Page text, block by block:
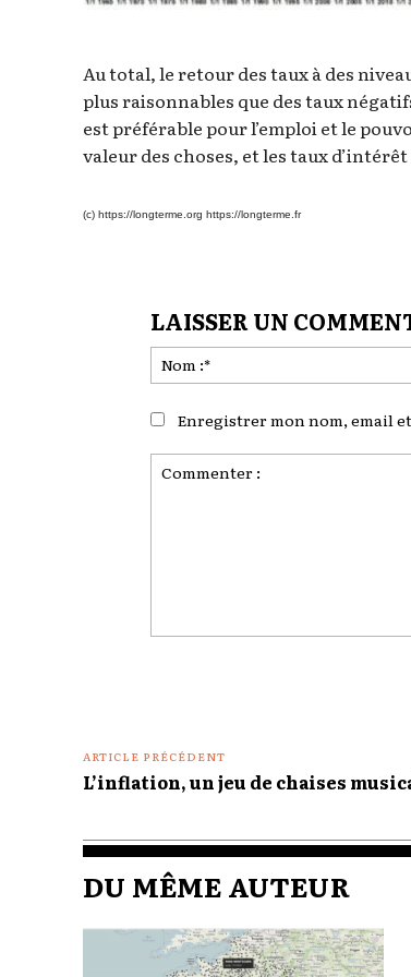
Au total, le retour des taux à des
plus raisonnables que des taux
est préférable pour l’emploi et le
valeur des choses, et les taux
(c) https://longterme.org https://longterme.fr
LAISSER UN
Enregistrer mon nom, email
ARTICLE PRÉCÉDENT
L’inflation, un jeu de chaises
DU MÊME AUTEUR